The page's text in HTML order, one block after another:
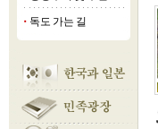
■ 독도 가는 길